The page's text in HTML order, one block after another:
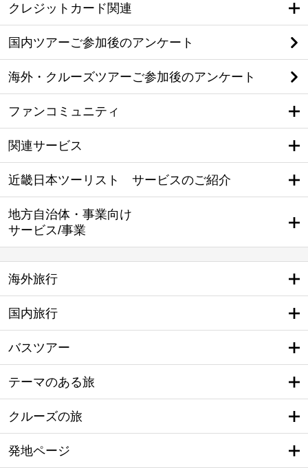
クレジットカード関連
国内ツアーご参加後のアンケート
海外・クルーズツアーご参加後のアンケート
ファンコミュニティ
関連サービス
近畿日本ツーリスト サービスのご紹介
地方自治体・事業向け
サービス/事業
海外旅行
国内旅行
バスツアー
テーマのある旅
クルーズの旅
発地ページ